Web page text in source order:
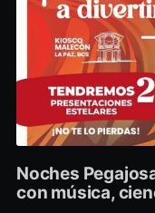
Noches
con música,